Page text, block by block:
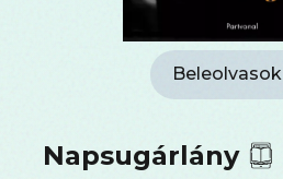
Beleolvasok
Napsugárlány